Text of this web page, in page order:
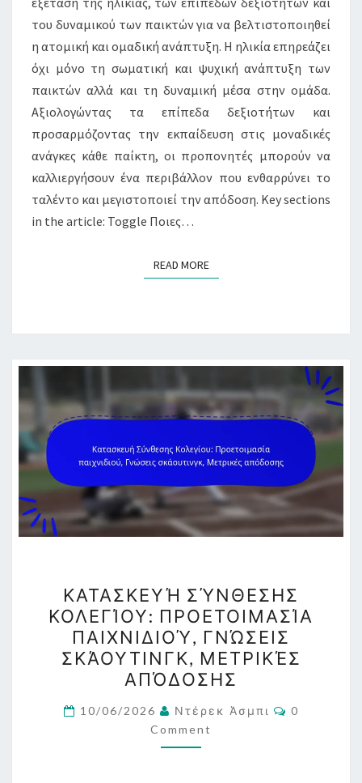
ΠΑΙΚΤΏΝ
του δυναμικού των παικτών για να βελτιστοποιηθεί
η ατομική και ομαδική ανάπτυξη. Η ηλικία επηρεάζει
όχι μόνο τη σωματική και ψυχική ανάπτυξη των
παικτών αλλά και τη δυναμική μέσα στην ομάδα.
Αξιολογώντας τα επίπεδα δεξιοτήτων και
προσαρμόζοντας την εκπαίδευση στις μοναδικές
ανάγκες κάθε παίκτη, οι προπονητές μπορούν να
καλλιεργήσουν ένα περιβάλλον που ενθαρρύνει το
ταλέντο και μεγιστοποιεί την απόδοση. Key sections
in the article: Toggle Ποιες…
READ MOREREAD MORE
ΣΎΝΘΕΣΗΣ
ΚΟΛΕΓΊΟΥ:
ΠΡΟΕΤΟΙΜΑΣΊΑ
ΠΑΙΧΝΙΔΙΟΎ,
ΓΝΏΣΕΙΣ
ΣΚΆΟΥΤΙΝΓΚ,
ΜΕΤΡΙΚΈΣ
ΑΠΌΔΟΣΗΣ
ΚΑΤΑΣΚΕΥΉ ΣΎΝΘΕΣΗΣ
ΚΟΛΕΓΊΟΥ: ΠΡΟΕΤΟΙΜΑΣΊΑ
ΠΑΙΧΝΙΔΙΟΎ, ΓΝΏΣΕΙΣ
ΣΚΆΟΥΤΙΝΓΚ, ΜΕΤΡΙΚΈΣ
ΑΠΌΔΟΣΗΣ
10/06/2026 Ντέρεκ Άσμπι Comments
0
Comment